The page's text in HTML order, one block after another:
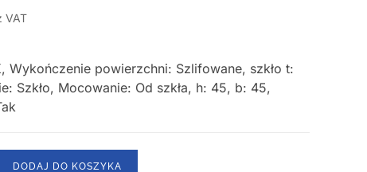
VAT
Wykończenie powierzchni: Szlifowane, szkło t:
Szkło, Mocowanie: Od szkła, h: 45, b: 45,
DODAJ DO KOSZYKA